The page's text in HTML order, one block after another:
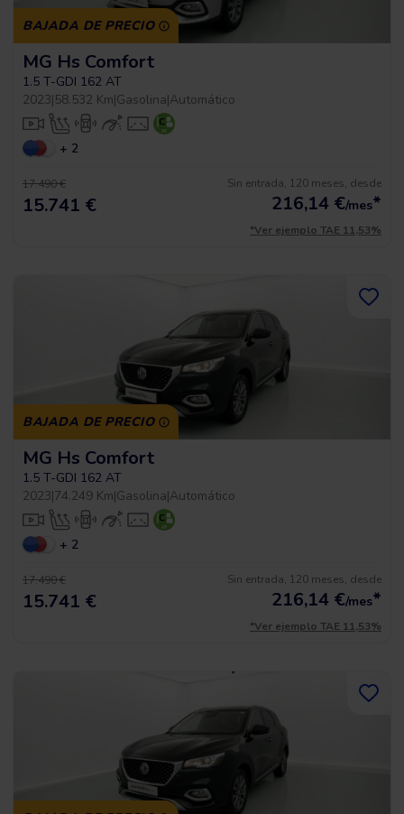
BAJADA DE PRECIO
MG Hs Comfort
1.5 T-GDI 162 AT
2023|58.532 Km|Gasolina|Automático
+ 2
17.490 €
15.741 €
Sin entrada, 120 meses, desde
216,14 €/mes*
*Ver ejemplo TAE 11,53%
BAJADA DE PRECIO
MG Hs Comfort
1.5 T-GDI 162 AT
2023|74.249 Km|Gasolina|Automático
+ 2
17.490 €
15.741 €
Sin entrada, 120 meses, desde
216,14 €/mes*
*Ver ejemplo TAE 11,53%